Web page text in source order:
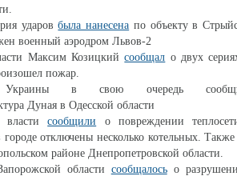
ударовбыла нанесена по объекту в
военный аэродром Львов-2
Максим Козицкийсообщал о двух
пожар.
в свою очередь
Дуная в Одесской области
властисообщили о повреждении
отключены несколько котельных.
районе Днепропетровской области.
области сообщалосьо